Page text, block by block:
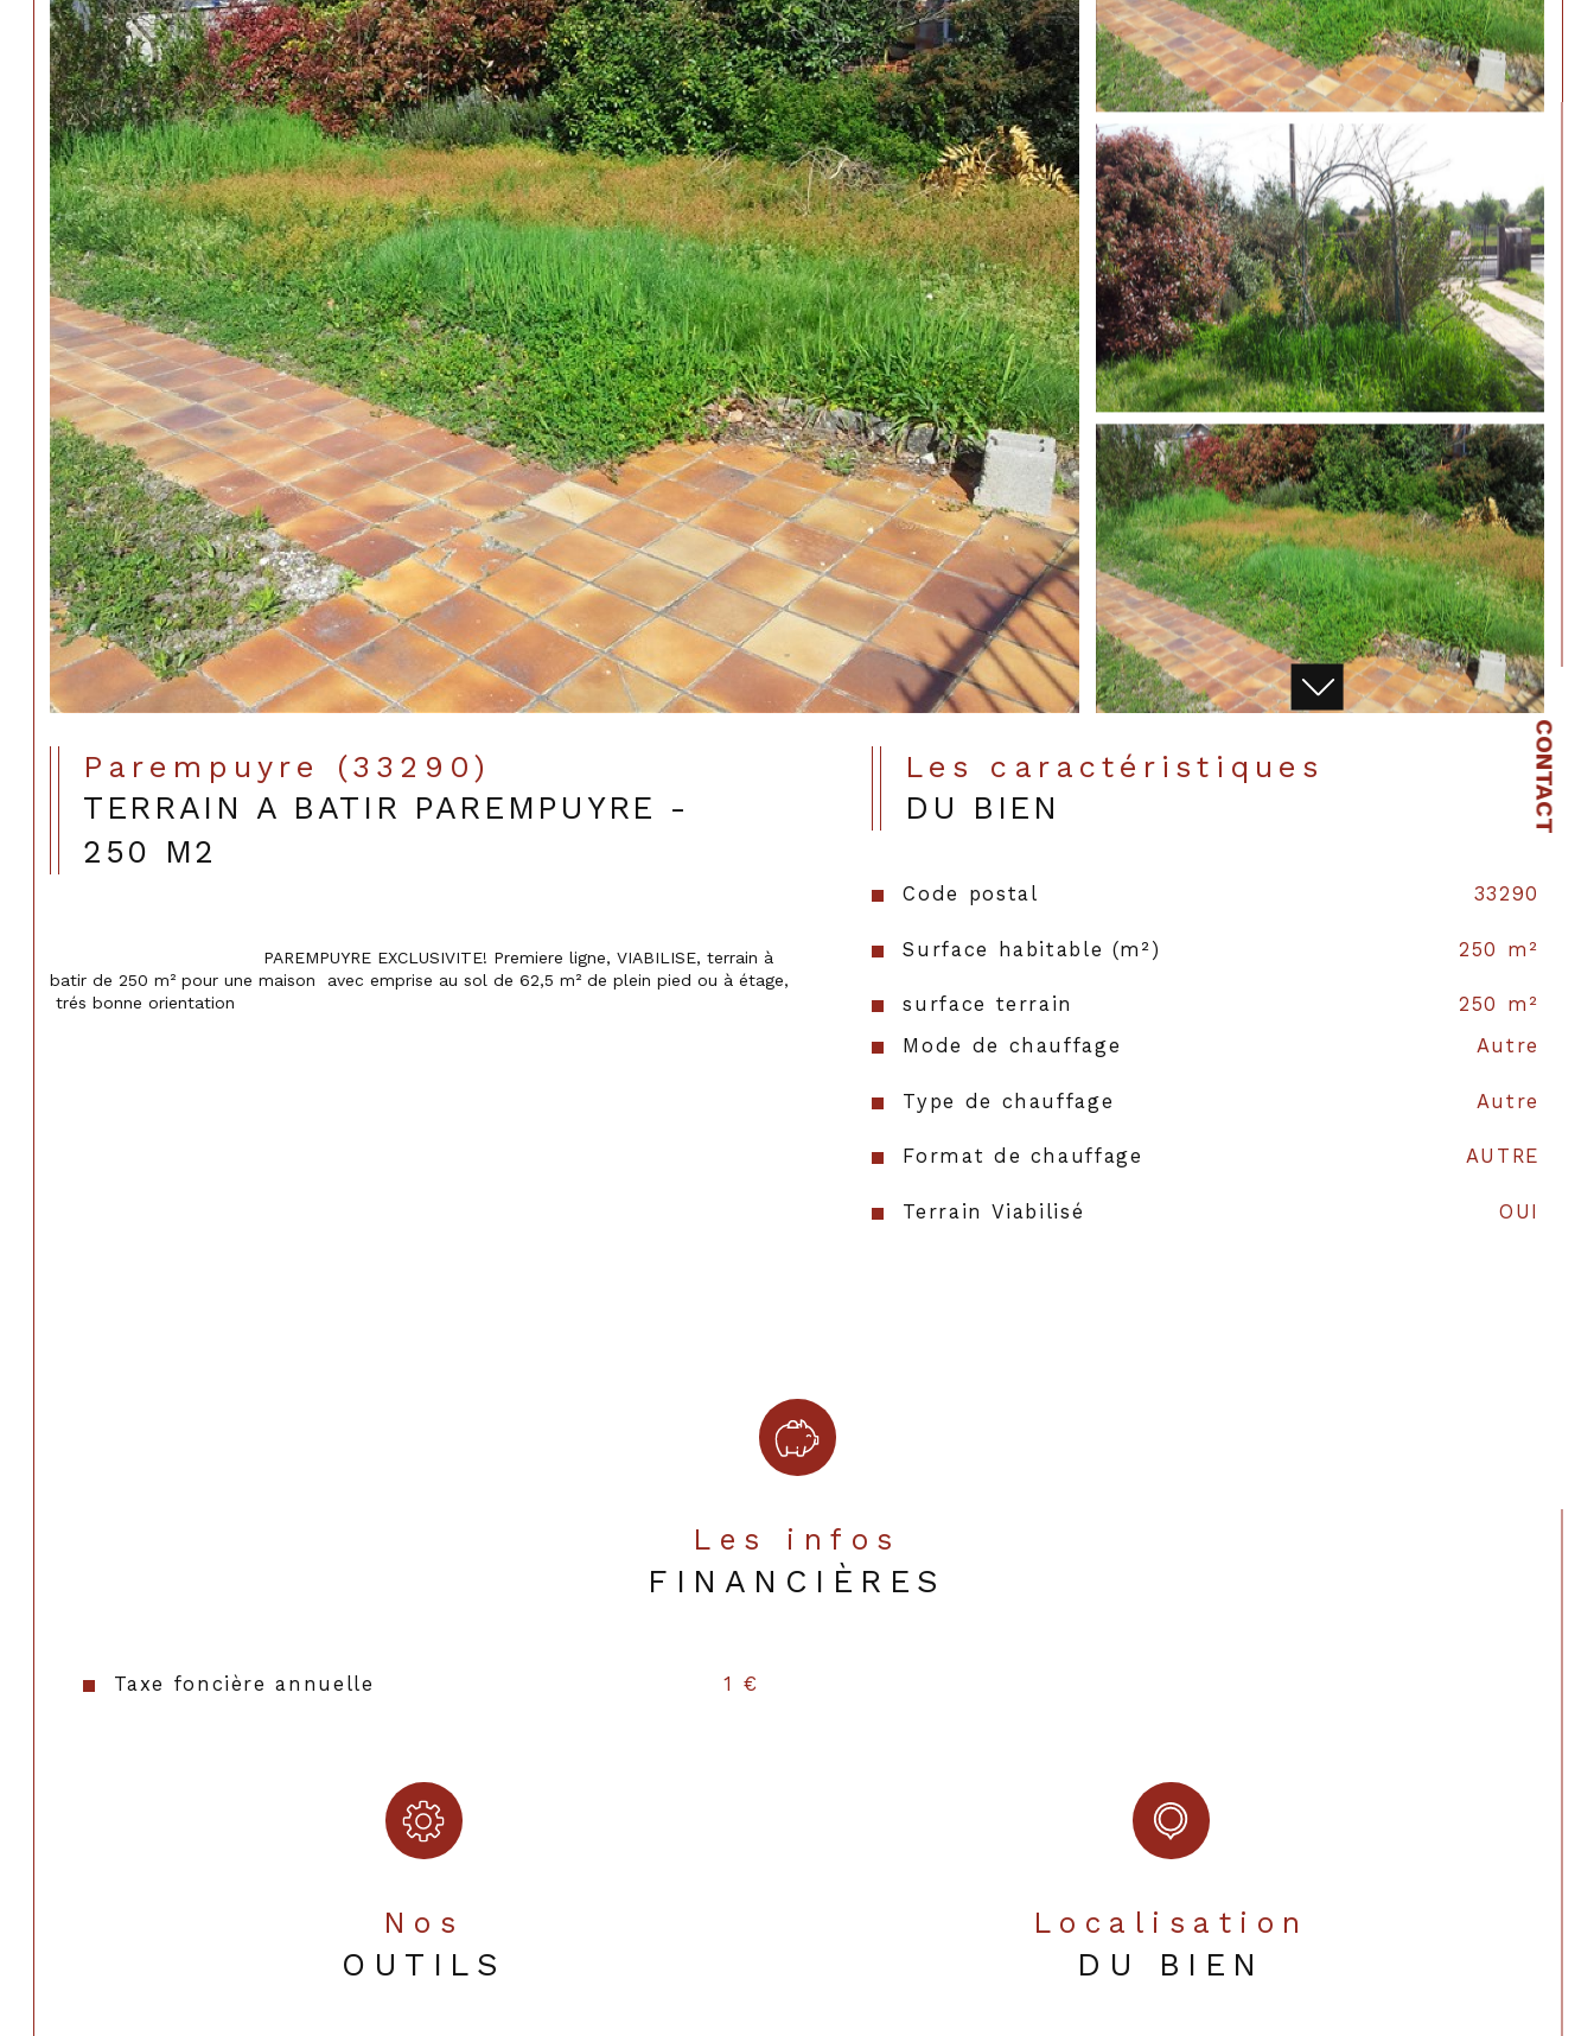
CONTACT
Parempuyre (33290)
TERRAIN A BATIR PAREMPUYRE -
250 M2
batir de 250 m² pour une maison  avec emprise au sol de 62,5 m² de plein pied ou à étage,
trés bonne orientation
Les caractéristiques
DU BIEN
Code postal 33290
Surface habitable (m²) 250 m²
surface terrain
250 m²
Mode de chauffage
Autre
Type de chauffage Autre
Format de chauffage AUTRE
Terrain Viabilisé OUI
Les infos
FINANCIÈRES
Taxe foncière annuelle 1 €
Nos
OUTILS
Localisation
DU BIEN